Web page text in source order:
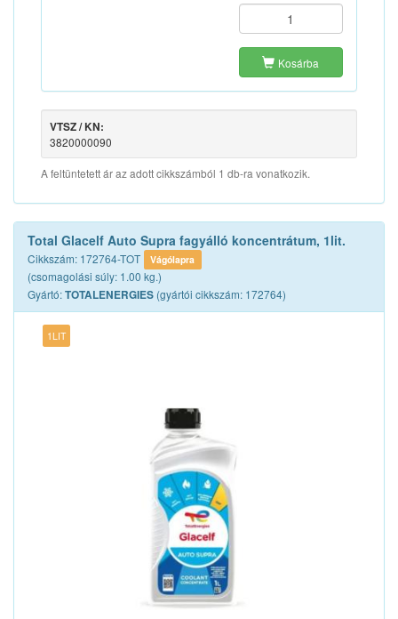
Kosárba
VTSZ / KN:
3820000090
A feltüntetett ár az adott cikkszámból 1 db-ra vonatkozik.
Total Glacelf Auto Supra fagyálló koncentrátum, 1lit.
Cikkszám: 172764-TOT Vágólapra
(csomagolási súly: 1.00 kg.)
Gyártó:TOTALENERGIES (gyártói cikkszám: 172764)
1LIT